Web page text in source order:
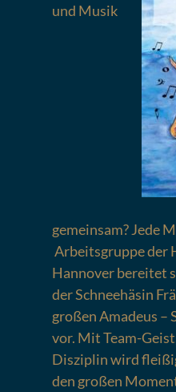
und Musik
gemeinsam? Jede
Arbeitsgruppe der
Hannover bereitet
der Schneehäsin
großen Amadeus
vor. Mit Team-
Disziplin wird
den großen